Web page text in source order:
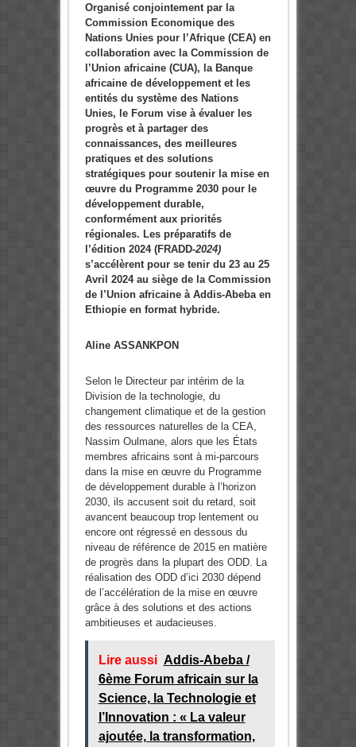
Organisé conjointement par la
Commission Economique des
Nations Unies pour l’Afrique (CEA) en
collaboration avec la Commission de
l’Union africaine (CUA), la Banque
africaine de développement et les
entités du système des Nations
Unies, le Forum vise à évaluer les
progrès et à partager des
connaissances, des meilleures
pratiques et des solutions
stratégiques pour soutenir la mise en
œuvre du Programme 2030 pour le
développement durable,
conformément aux priorités
régionales. Les préparatifs de
l’édition 2024 (FRADD-2024)
s’accélèrent pour se tenir du 23 au 25
Avril 2024 au siège de la Commission
de l’Union africaine à Addis-Abeba en
Ethiopie en format hybride.
Aline ASSANKPON
Selon le Directeur par intérim de la
Division de la technologie, du
changement climatique et de la gestion
des ressources naturelles de la CEA,
Nassim Oulmane, alors que les États
membres africains sont à mi-parcours
dans la mise en œuvre du Programme
de développement durable à l’horizon
2030, ils accusent soit du retard, soit
avancent beaucoup trop lentement ou
encore ont régressé en dessous du
niveau de référence de 2015 en matière
de progrès dans la plupart des ODD. La
réalisation des ODD d’ici 2030 dépend
de l’accélération de la mise en œuvre
grâce à des solutions et des actions
ambitieuses et audacieuses.
Lire aussi Addis-Abeba /
6ème Forum africain sur la
Science, la Technologie et
l’Innovation : « La valeur
ajoutée, la transformation,